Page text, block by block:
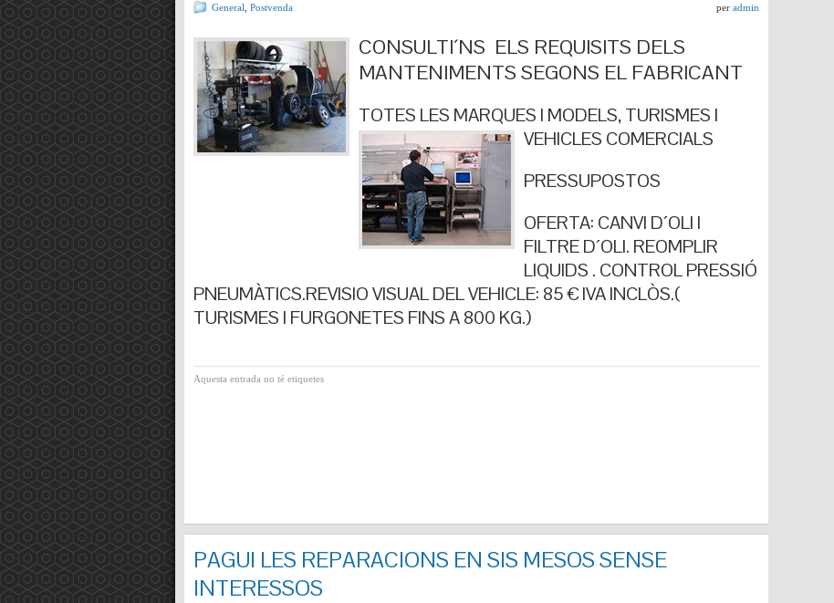
General Postvenda per admin
CONSULTI´NS ELS REQUISITS DELS
MANTENIMENTS SEGONS EL FABRICANT
TOTES LES MARQUES I MODELS, TURISMES I
VEHICLES COMERCIALS
PRESSUPOSTOS
OFERTA: CANVI D´OLI I
FILTRE D´OLI. REOMPLIR
LIQUIDS . CONTROL PRESSIÓ
PNEUMÀTICS.REVISIO VISUAL DEL VEHICLE: 85 € IVA INCLÒS.(
TURISMES I FURGONETES FINS A 800 KG.)
Aquesta entrada no té etiquetes
PAGUI LES REPARACIONS EN SIS MESOS SENSE
INTERESSOS